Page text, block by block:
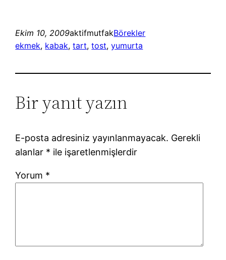
Ekim 10, 2009aktifmutfakBörekler
ekmek, kabak, tart, tost, yumurta
Bir yanıt yazın
E-posta adresiniz yayınlanmayacak. Gerekli
alanlar * ile işaretlenmişlerdir
Yorum *